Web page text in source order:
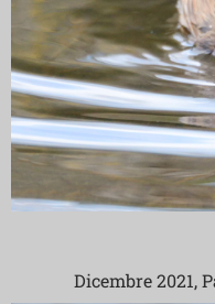
Dicembre 2021,